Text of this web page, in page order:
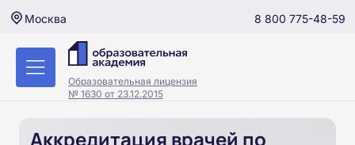
Москва 8 800 775-48-59
Образовательная лицензия
№ 1630 от 23.12.2015
Аккредитация врачей по